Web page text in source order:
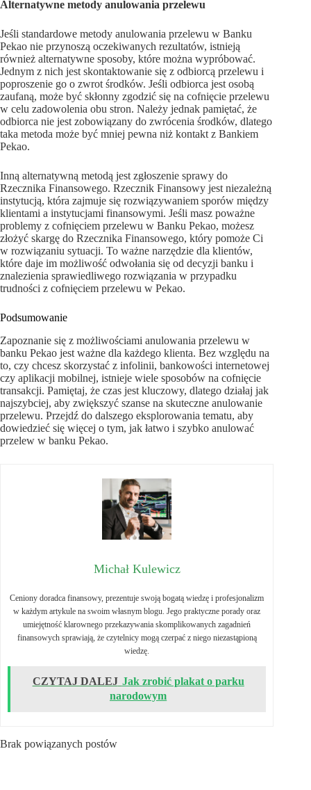
Alternatywne metody anulowania przelewu
Jeśli standardowe metody anulowania przelewu w Banku
Pekao nie przynoszą oczekiwanych rezultatów, istnieją
również alternatywne sposoby, które można wypróbować.
Jednym z nich jest skontaktowanie się z odbiorcą przelewu i
poproszenie go o zwrot środków. Jeśli odbiorca jest osobą
zaufaną, może być skłonny zgodzić się na cofnięcie przelewu
w celu zadowolenia obu stron. Należy jednak pamiętać, że
odbiorca nie jest zobowiązany do zwrócenia środków, dlatego
taka metoda może być mniej pewna niż kontakt z Bankiem
Pekao.
Inną alternatywną metodą jest zgłoszenie sprawy do
Rzecznika Finansowego. Rzecznik Finansowy jest niezależną
instytucją, która zajmuje się rozwiązywaniem sporów między
klientami a instytucjami finansowymi. Jeśli masz poważne
problemy z cofnięciem przelewu w Banku Pekao, możesz
złożyć skargę do Rzecznika Finansowego, który pomoże Ci
w rozwiązaniu sytuacji. To ważne narzędzie dla klientów,
które daje im możliwość odwołania się od decyzji banku i
znalezienia sprawiedliwego rozwiązania w przypadku
trudności z cofnięciem przelewu w Pekao.
Podsumowanie
Zapoznanie się z możliwościami anulowania przelewu w
banku Pekao jest ważne dla każdego klienta. Bez względu na
to, czy chcesz skorzystać z infolinii, bankowości internetowej
czy aplikacji mobilnej, istnieje wiele sposobów na cofnięcie
transakcji. Pamiętaj, że czas jest kluczowy, dlatego działaj jak
najszybciej, aby zwiększyć szanse na skuteczne anulowanie
przelewu. Przejdź do dalszego eksplorowania tematu, aby
dowiedzieć się więcej o tym, jak łatwo i szybko anulować
przelew w banku Pekao.
Michał Kulewicz
Ceniony doradca finansowy, prezentuje swoją bogatą wiedzę i profesjonalizm
w każdym artykule na swoim własnym blogu. Jego praktyczne porady oraz
umiejętność klarownego przekazywania skomplikowanych zagadnień
finansowych sprawiają, że czytelnicy mogą czerpać z niego niezastąpioną
wiedzę.
CZYTAJ DALEJ Jak zrobić plakat o parku
narodowym
Brak powiązanych postów